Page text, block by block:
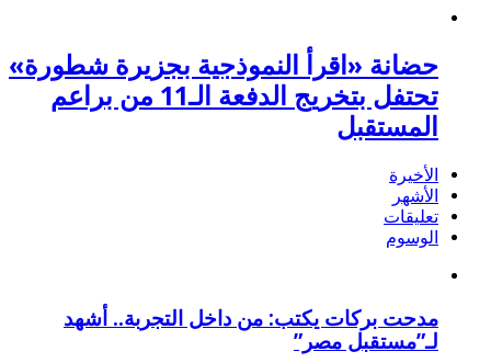
حضانة «اقرأ النموذجية بجزيرة شطورة»
تحتفل بتخريج الدفعة الـ11 من براعم
المستقبل
الأخيرة
الأشهر
تعليقات
الوسوم
مدحت بركات يكتب: من داخل التجربة.. أشهد
لـ”مستقبل مصر”